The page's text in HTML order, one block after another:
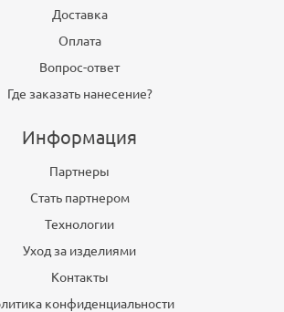
Доставка
Оплата
Вопрос-ответ
Где заказать нанесение?
Информация
Партнеры
Стать партнером
Технологии
Уход за изделиями
Контакты
конфиденциальности